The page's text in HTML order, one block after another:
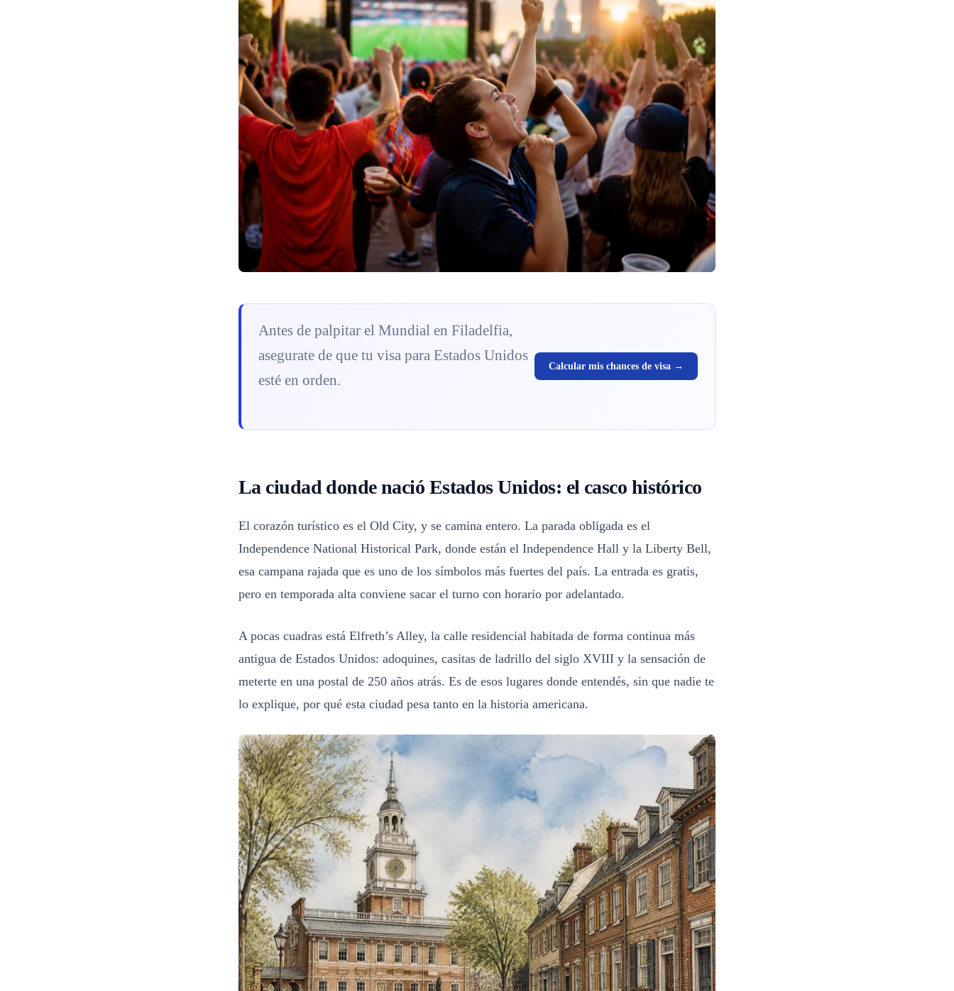
Antes de palpitar el Mundial en Filadelfia,
asegurate de que tu visa para Estados Unidos
esté en orden.
Calcular mis chances de visa →
La ciudad donde nació Estados Unidos: el casco histórico
El corazón turístico es el Old City, y se camina entero. La parada obligada es el
Independence National Historical Park, donde están el Independence Hall y la Liberty Bell,
esa campana rajada que es uno de los símbolos más fuertes del país. La entrada es gratis,
pero en temporada alta conviene sacar el turno con horario por adelantado.
A pocas cuadras está Elfreth’s Alley, la calle residencial habitada de forma continua más
antigua de Estados Unidos: adoquines, casitas de ladrillo del siglo XVIII y la sensación de
meterte en una postal de 250 años atrás. Es de esos lugares donde entendés, sin que nadie te
lo explique, por qué esta ciudad pesa tanto en la historia americana.